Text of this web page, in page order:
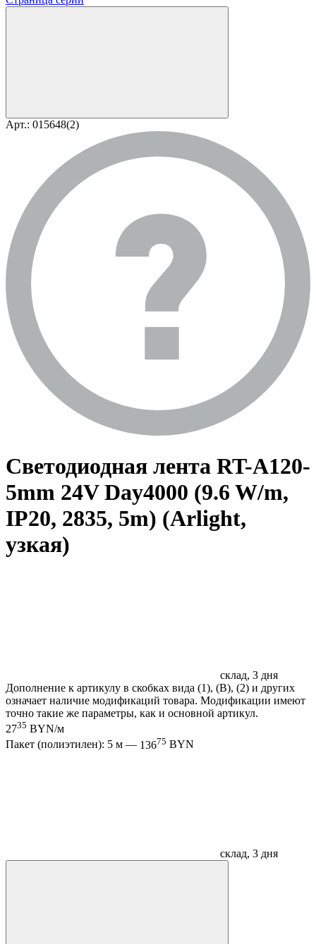
Арт.: 015648(2)
Светодиодная лента RT-A120-
5mm 24V Day4000 (9.6 W/m,
IP20, 2835, 5m) (Arlight,
узкая)
склад, 3 дня
Дополнение к артикулу в скобках вида (1), (B), (2) и других
означает наличие модификаций товара. Модификации имеют
точно такие же параметры, как и основной артикул.
2735 BYN/м
Пакет (полиэтилен): 5 м — 13675 BYN
склад, 3 дня